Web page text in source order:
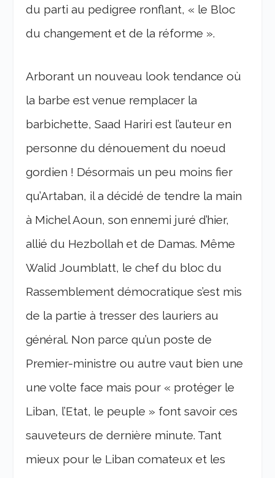
du parti au pedigree ronflant, « le Bloc
du changement et de la réforme ».
Arborant un nouveau look tendance où
la barbe est venue remplacer la
barbichette, Saad Hariri est l’auteur en
personne du dénouement du noeud
gordien ! Désormais un peu moins fier
qu’Artaban, il a décidé de tendre la main
à Michel Aoun, son ennemi juré d’hier,
allié du Hezbollah et de Damas. Même
Walid Joumblatt, le chef du bloc du
Rassemblement démocratique s’est mis
de la partie à tresser des lauriers au
général. Non parce qu’un poste de
Premier-ministre ou autre vaut bien une
une volte face mais pour « protéger le
Liban, l’Etat, le peuple » font savoir ces
sauveteurs de dernière minute. Tant
mieux pour le Liban comateux et les